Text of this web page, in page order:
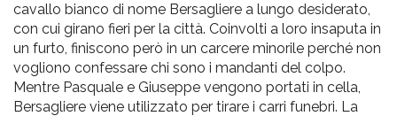
cavallo bianco di nome Bersagliere a lungo desiderato,
con cui girano fieri per la città. Coinvolti a loro insaputa in
un furto, finiscono però in un carcere minorile perché non
vogliono confessare chi sono i mandanti del colpo.
Mentre Pasquale e Giuseppe vengono portati in cella,
Bersagliere viene utilizzato per tirare i carri funebri. La